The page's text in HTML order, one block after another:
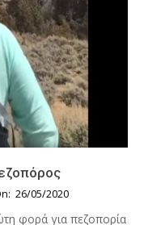
26/05/2020
φορά για πεζοπορία